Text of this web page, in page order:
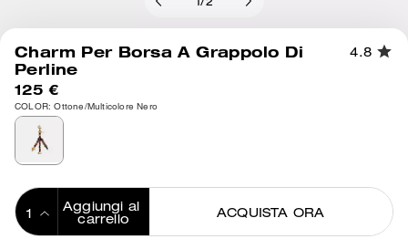
/2
Charm Per Borsa A Grappolo Di
Perline
4.8
125 €
COLOR: Ottone/Multicolore Nero
Aggiungi al
carrello
ACQUISTA ORA